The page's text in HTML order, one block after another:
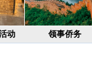
动 领事侨务